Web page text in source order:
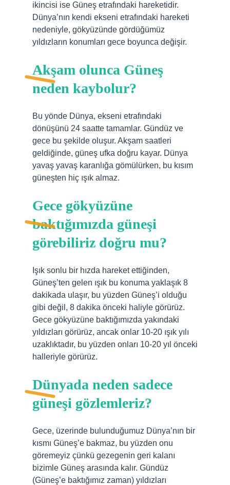
ikincisi ise Güneş etrafındaki hareketidir.
Dünya’nın kendi ekseni etrafındaki hareketi
nedeniyle, gökyüzünde gördüğümüz
yıldızların konumları gece boyunca değişir.
Akşam olunca Güneş
neden kaybolur?
Bu yönde Dünya, ekseni etrafındaki
dönüşünü 24 saatte tamamlar. Gündüz ve
gece bu şekilde oluşur. Akşam saatleri
geldiğinde, güneş ufka doğru kayar. Dünya
yavaş yavaş karanlığa gömülürken, bu kısım
güneşten hiç ışık almaz.
Gece gökyüzüne
baktığımızda güneşi
görebiliriz doğru mu?
Işık sonlu bir hızda hareket ettiğinden,
Güneş’ten gelen ışık bu konuma yaklaşık 8
dakikada ulaşır, bu yüzden Güneş’i olduğu
gibi değil, 8 dakika önceki haliyle görürüz.
Gece gökyüzüne baktığımızda yakındaki
yıldızları görürüz, ancak onlar 10-20 ışık yılı
uzaklıktadır, bu yüzden onları 10-20 yıl önceki
halleriyle görürüz.
Dünyada neden sadece
güneşi gözlemleriz?
Gece, üzerinde bulunduğumuz Dünya’nın bir
kısmı Güneş’e bakmaz, bu yüzden onu
göremeyiz çünkü gezegenin geri kalanı
bizimle Güneş arasında kalır. Gündüz
(Güneş’e baktığımız zaman) yıldızları